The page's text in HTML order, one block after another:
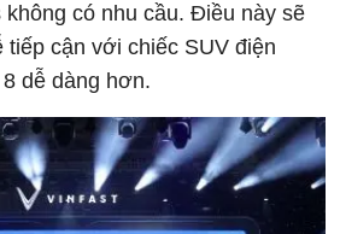
không có nhu cầu. Điều này sẽ
tiếp cận với chiếc SUV điện
dễ dàng hơn.